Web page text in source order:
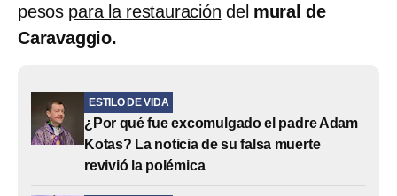
pesos para la restauración del mural de
Caravaggio.
ESTILO DE VIDA
¿Por qué fue excomulgado el padre Adam
Kotas? La noticia de su falsa muerte
revivió la polémica